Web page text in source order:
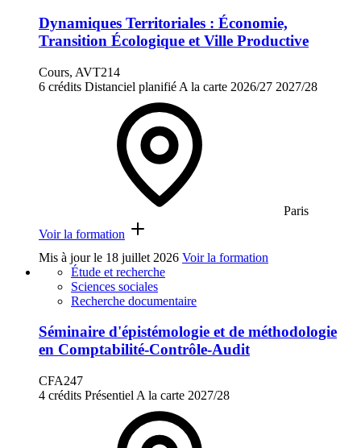
Dynamiques Territoriales : Économie,
Transition Écologique et Ville Productive
Cours, AVT214
6 crédits Distanciel planifié A la carte 2026/27 2027/28
Paris
Voir la formation
Mis à jour le 18 juillet 2026 Voir la formation
Étude et recherche
Sciences sociales
Recherche documentaire
Séminaire d'épistémologie et de méthodologie
en Comptabilité-Contrôle-Audit
CFA247
4 crédits Présentiel A la carte 2027/28